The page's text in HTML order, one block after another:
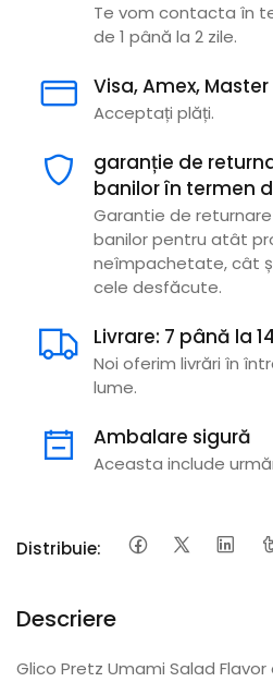
Te vom contacta în
de 1 până la 2 zile.
Visa, Amex, Master
Acceptați plăți.
garanție de
banilor în termen
Garantie de
banilor pentru atât
neîmpachetate, cât
cele desfăcute.
Livrare: 7 până la
Noi oferim livrări în
lume.
Ambalare sigură
Aceasta include
Distribuie:
Descriere
Glico Pretz Umami Salad